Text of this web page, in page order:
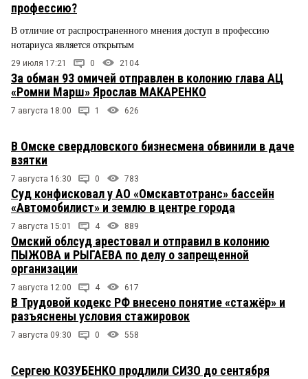
профессию?
В отличие от распространенного мнения доступ в профессию
нотариуса является открытым
29 июля 17:21 0 2104
За обман 93 омичей отправлен в колонию глава АЦ
«Ромни Марш» Ярослав МАКАРЕНКО
7 августа 18:00 1 626
В Омске свердловского бизнесмена обвинили в даче
взятки
7 августа 16:30 0 783
Суд конфисковал у АО «Омскавтотранс» бассейн
«Автомобилист» и землю в центре города
7 августа 15:01 4 889
Омский облсуд арестовал и отправил в колонию
ПЫЖОВА и РЫГАЕВА по делу о запрещенной
организации
7 августа 12:00 4 617
В Трудовой кодекс РФ внесено понятие «стажёр» и
разъяснены условия стажировок
7 августа 09:30 0 558
Сергею КОЗУБЕНКО продлили СИЗО до сентября